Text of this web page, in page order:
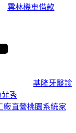
雲林機車借款
基隆牙醫診
秀
廠直營桃園系統家